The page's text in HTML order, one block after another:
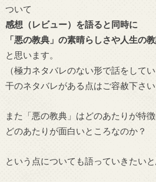
ついて
感想（レビュー）を語ると同時に
「悪の教典」の素晴らしさや人生の教
と思います。
（極力ネタバレのない形で話をして
干のネタバレがある点はご容赦下さい
また「悪の教典」はどのあたりが特
どのあたりが面白いところなのか？
という点についても語っていきたいと